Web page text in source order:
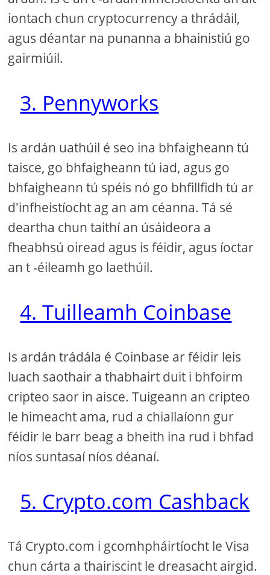
iontach chun cryptocurrency a thrádáil,
agus déantar na punanna a bhainistiú go
gairmiúil.
3. Pennyworks
Is ardán uathúil é seo ina bhfaigheann tú
taisce, go bhfaigheann tú iad, agus go
bhfaigheann tú spéis nó go bhfillfidh tú ar
d'infheistíocht ag an am céanna. Tá sé
deartha chun taithí an úsáideora a
fheabhsú oiread agus is féidir, agus íoctar
an t -éileamh go laethúil.
4. Tuilleamh Coinbase
Is ardán trádála é Coinbase ar féidir leis
luach saothair a thabhairt duit i bhfoirm
cripteo saor in aisce. Tuigeann an cripteo
le himeacht ama, rud a chiallaíonn gur
féidir le barr beag a bheith ina rud i bhfad
níos suntasaí níos déanaí.
5. Crypto.com Cashback
Tá Crypto.com i gcomhpháirtíocht le Visa
chun cárta a thairiscint le dreasacht airgid.